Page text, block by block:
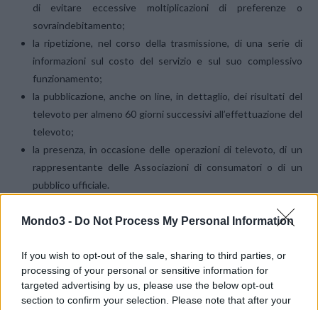
Mondo3 - Do Not Process My Personal Information
If you wish to opt-out of the sale, sharing to third parties, or
processing of your personal or sensitive information for
targeted advertising by us, please use the below opt-out
section to confirm your selection. Please note that after your
di evitare eccessive moltiplicazioni di preferenze o
sovraindebitamento;
la ripetizione, nel corso della trasmissione, di una serie di
informazioni sul costo del servizio e sul suo complessivo
funzionamento;
la pubblicazione, anche on line, in dettaglio, dei risultati del
televoto per almeno 60 giorni successivi all’effettuazione del
televoto;
la presenza, in occasione delle operazioni di televoto, di un
rappresentante delle Associazioni di consumatori o di un
pubblico ufficiale.
La delibera relativa all’avvio della consultazione pubblica, che
(www.agcom.it).
Il confronto con tutti i soggetti interessati servirà ad acquisire le